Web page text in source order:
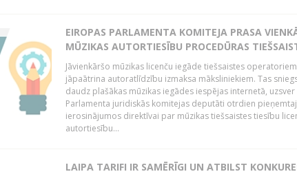
EIROPAS PARLAMENTA KOMITEJA PRASA
MŪZIKAS AUTORTIESĪBU PROCEDŪRAS
Jāvienkāršo mūzikas licenču iegāde tiešsaistes
jāpaātrina autoratlīdzību izmaksa māksliniekiem. Tas
daudz plašākas mūzikas iegādes iespējas internetā, uzsver
Parlamenta juridiskās komitejas deputāti otrdien
ierosinājumos direktīvai par mūzikas tiešsaistes tiesību
autortiesību...
LAIPA TARIFI IR SAMĒRĪGI UN ATBILST